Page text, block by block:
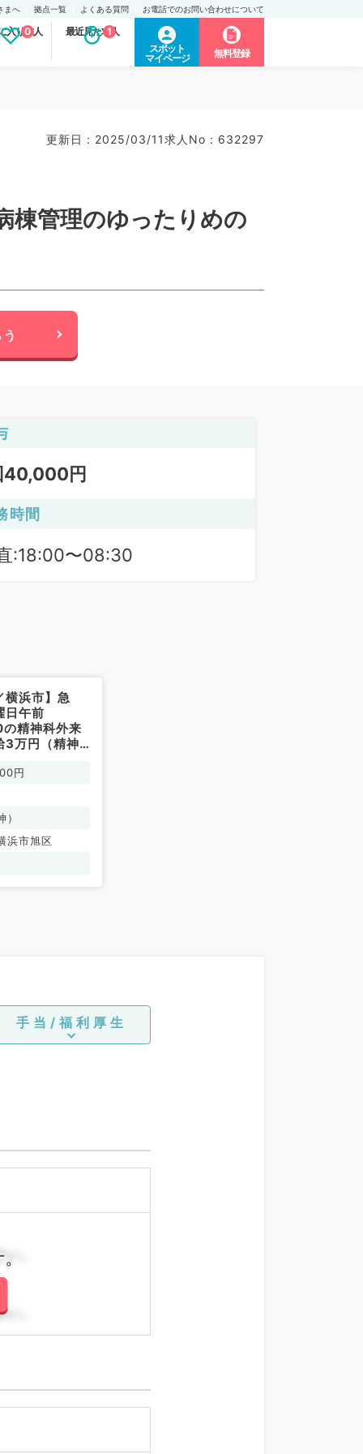
まへ 拠点一覧 よくある質問 お電話でのお問い合わせについて
入り求人
0 最近見た求人
1
スポット
マイページ
無料登録
更新日 : 2025/03/11求人No : 632297
管理のゆったりめの
40,000円
時間
:18:00〜08:30
横浜市】急
日午前
精神科外来
万円（精神
円
浜市旭区
手当/福利厚生
。
。